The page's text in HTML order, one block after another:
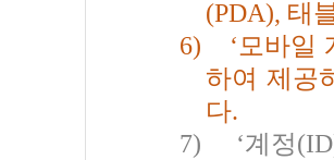
(PDA), 태
6)
‘ 모바일
하여 제공
다.
7)
‘계정